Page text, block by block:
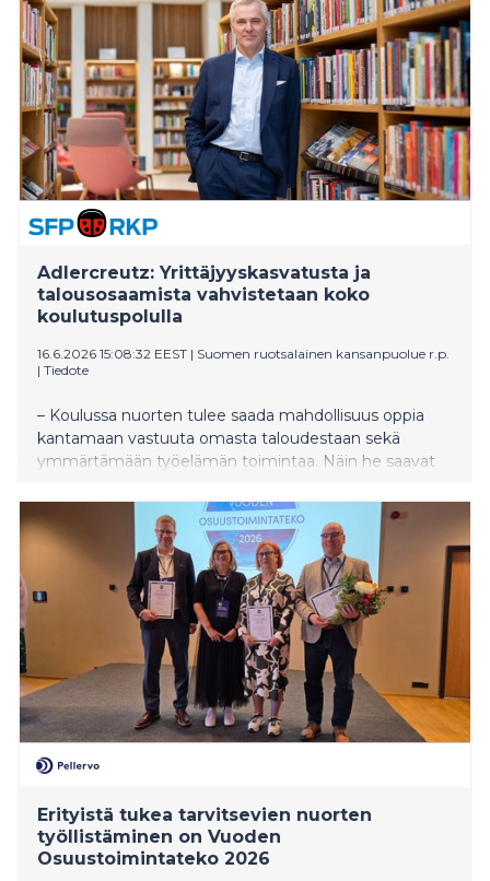
Adlercreutz: Yrittäjyyskasvatusta ja
talousosaamista vahvistetaan koko
koulutuspolulla
16.6.2026 15:08:32 EEST | Suomen ruotsalainen kansanpuolue r.p.
| Tiedote
– Koulussa nuorten tulee saada mahdollisuus oppia
kantamaan vastuuta omasta taloudestaan sekä
ymmärtämään työelämän toimintaa. Näin he saavat
keskeisiä taitoja, jotka auttavat nuoria seisomaan
omilla jaloillaan. Meidän tehtävämme on tarjota heille
välineitä oman polkunsa löytämiseen nopeasti
muuttuvassa työelämässä, sanoo RKP:n
puheenjohtajalle ja opetusministeri Anders
Erityistä tukea tarvitsevien nuorten
työllistäminen on Vuoden
Osuustoimintateko 2026